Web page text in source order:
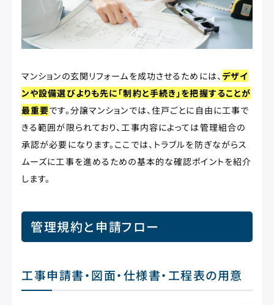
マンションの玄関リフォームを成功させるためには、 デザイ
ンや設備選びよりも先に「制約と手続き」を把握することが
最重要です。分譲マンションでは、住戸ごとに自由に工事で
きる範囲が限られており、工事内容によっては管理組合の
承認が必要になります。ここでは、トラブルを防ぎながらス
ムーズに工事を進めるための基本的な確認ポイントを紹介
します。
管理規約と申請フロー
工事申請書・図面・仕様書・工程表の用意